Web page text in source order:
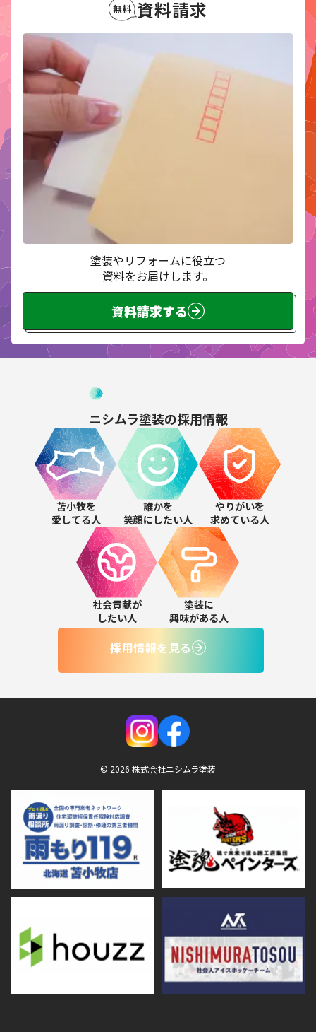
資料請求
塗装やリフォームに役立つ
資料をお届けします。
資料請求する
ニシムラ塗装の採用情報
苫小牧を
愛してる人
誰かを
笑顔にしたい人
やりがいを
求めている人
社会貢献が
したい人
塗装に
興味がある人
採用情報を見る
© 2026 株式会社ニシムラ塗装